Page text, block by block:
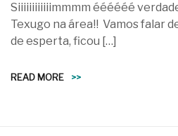
Siiiiiiiiiiiimmmm éééééé
Texugo na área!! Vamos falar
de esperta, ficou […]
READ MORE >>